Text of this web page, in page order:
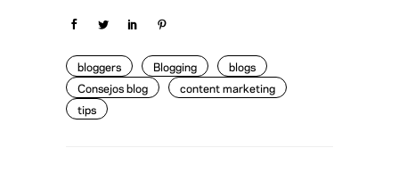
bloggers Blogging
blogs
Consejos blog
content marketing
tips